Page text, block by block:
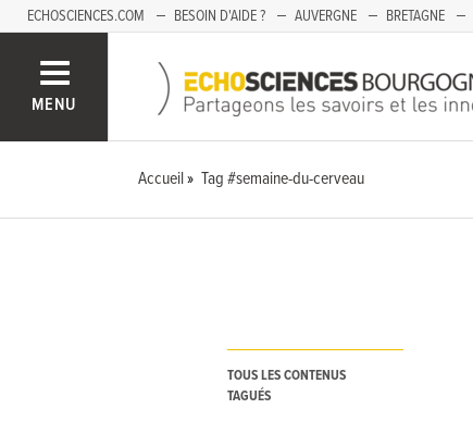
ECHOSCIENCES.COM BESOIN D'AIDE ? AUVERGNE BRETAGNE
MENU
Accueil Tag #semaine-du-cerveau
TOUS LES CONTENUS
TAGUÉS